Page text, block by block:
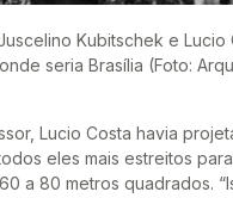
Kubitschek e Lucio
seria Brasília (Foto:
Lucio Costa havia
eles mais estreitos
a 80 metros quadrados.